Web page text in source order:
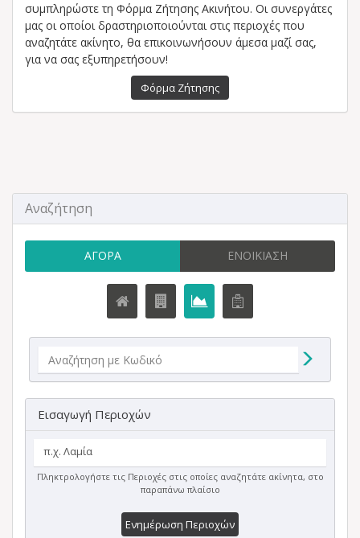
συμπληρώστε τη Φόρμα Ζήτησης Ακινήτου. Οι συνεργάτες
μας οι οποίοι δραστηριοποιούνται στις περιοχές που
αναζητάτε ακίνητο, θα επικοινωνήσουν άμεσα μαζί σας,
για να σας εξυπηρετήσουν!
Φόρμα Ζήτησης
Αναζήτηση
ΑΓΟΡΆ ΕΝΟΙΚΊΑΣΗ
Εισαγωγή Περιοχών
Πληκτρολογήστε τις Περιοχές στις οποίες αναζητάτε ακίνητα, στο
παραπάνω πλαίσιο
Ενημέρωση Περιοχών